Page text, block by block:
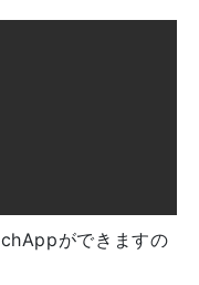
ができますの